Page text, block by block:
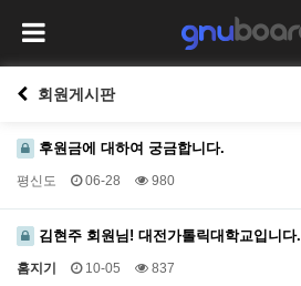
회원게시판
후원금에 대하여 궁금합니다.
평신도 06-28 980
김현주 회원님! 대전가톨릭대학교입니다.
홈지기 10-05 837